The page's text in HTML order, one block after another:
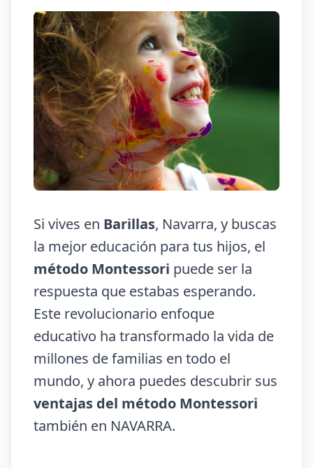
Si vives en Barillas, Navarra, y buscas
la mejor educación para tus hijos, el
método Montessori puede ser la
respuesta que estabas esperando.
Este revolucionario enfoque
educativo ha transformado la vida de
millones de familias en todo el
mundo, y ahora puedes descubrir sus
ventajas del método Montessori
también en NAVARRA.